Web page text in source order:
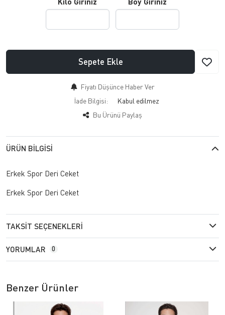
Sepete Ekle
Fiyatı Düşünce Haber Ver
İade Bilgisi:
Bu Ürünü Paylaş
ÜRÜN BILGISI
Erkek Spor Deri Ceket
Erkek Spor Deri Ceket
TAKSIT SEÇENEKLERI
YORUMLAR 0
Benzer Ürünler